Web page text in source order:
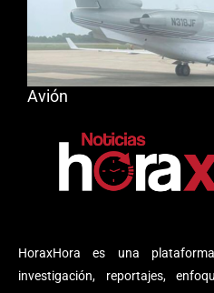
HoraxHora es una
investigación, reportajes,
Avión